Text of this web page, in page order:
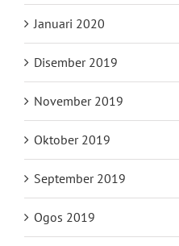
Januari 2020
Disember 2019
November 2019
Oktober 2019
September 2019
Ogos 2019